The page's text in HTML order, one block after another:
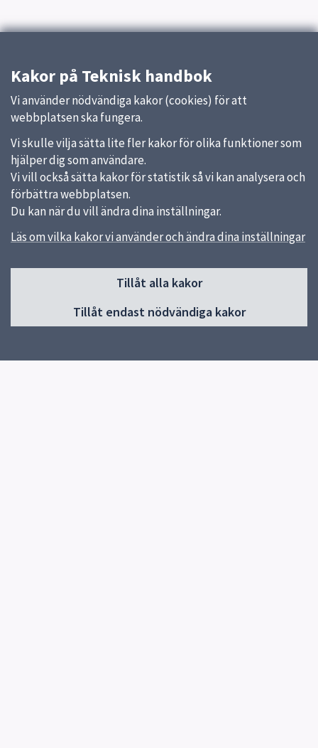
Kakor på Teknisk handbok
Vi använder nödvändiga kakor (cookies) för att
webbplatsen ska fungera.
Vi skulle vilja sätta lite fler kakor för olika funktioner som
hjälper dig som användare.
Vi vill också sätta kakor för statistik så vi kan analysera och
förbättra webbplatsen.
Du kan när du vill ändra dina inställningar.
Läs om vilka kakor vi använder och ändra dina inställningar
Tillåt alla kakor
Tillåt endast nödvändiga kakor
Sidfot
Inledning och innehåll